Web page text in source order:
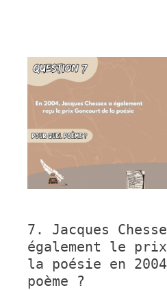
Title
Question
Title
7 .
Jacques
également le
la poésie en
poème ?